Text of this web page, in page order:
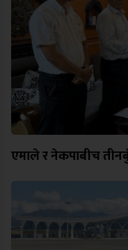
एमाले र नेकपाबीच